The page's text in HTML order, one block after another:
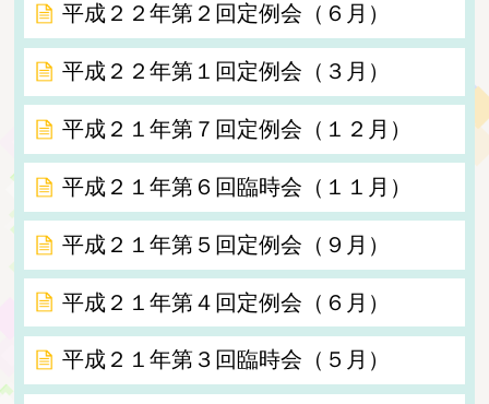
平成２２年第２回定例会（６月）
平成２２年第１回定例会（３月）
平成２１年第７回定例会（１２月）
平成２１年第６回臨時会（１１月）
平成２１年第５回定例会（９月）
平成２１年第４回定例会（６月）
平成２１年第３回臨時会（５月）